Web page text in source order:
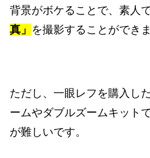
背景がボケることで、素人
真」 を撮影することができま
ただし、一眼レフを購入し
ームやダブルズームキット
が難しいです。